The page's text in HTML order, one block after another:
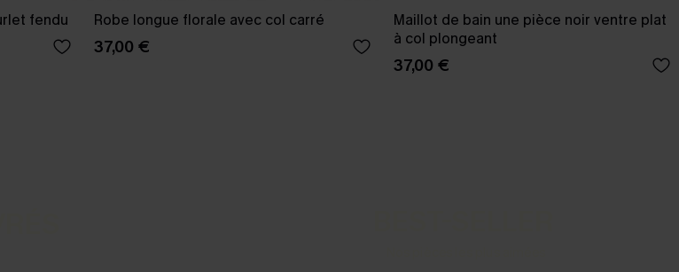
fendu Robe longue florale avec col carré
37,00 €
Maillot de bain une pièce noir ventre plat
à col plongeant
37,00 €